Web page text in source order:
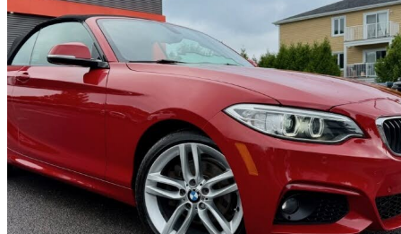
2017 BMW 2 Series
230i xDrive Convertible AWD72 500 km